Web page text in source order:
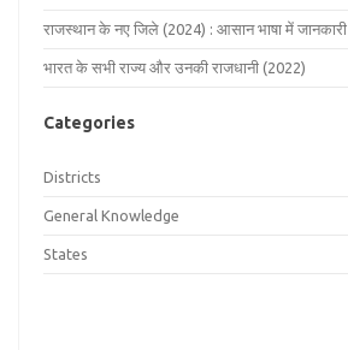
राजस्थान के नए जिले (2024) : आसान भाषा में जानकारी
भारत के सभी राज्य और उनकी राजधानी (2022)
Categories
Districts
General Knowledge
States